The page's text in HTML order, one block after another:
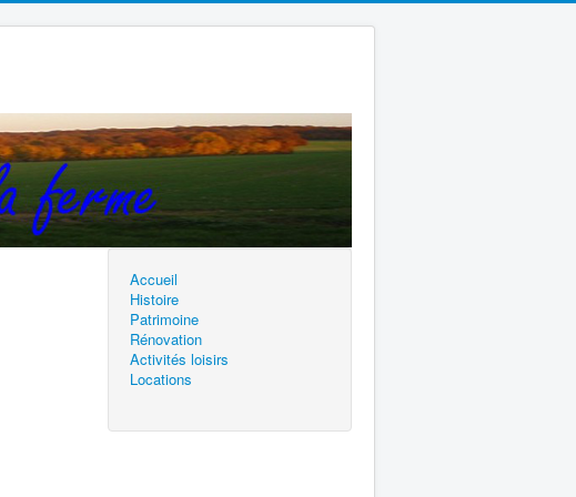
Accueil
Histoire
Patrimoine
Rénovation
Activités loisirs
Locations